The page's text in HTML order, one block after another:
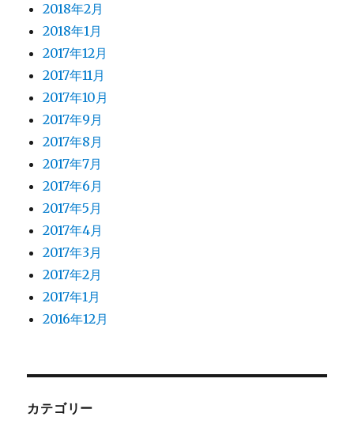
2018年2月
2018年1月
2017年12月
2017年11月
2017年10月
2017年9月
2017年8月
2017年7月
2017年6月
2017年5月
2017年4月
2017年3月
2017年2月
2017年1月
2016年12月
カテゴリー